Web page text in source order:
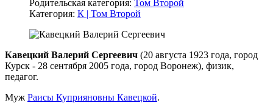
Родительская категория: Том Второй
Категория: К | Том Второй
Кавецкий Валерий Сергеевич (20 августа 1923 года, город
Курск - 28 сентября 2005 года, город Воронеж), физик,
педагог.
Муж Раисы Куприяновны Кавецкой.